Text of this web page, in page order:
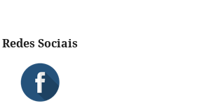
Redes Sociais